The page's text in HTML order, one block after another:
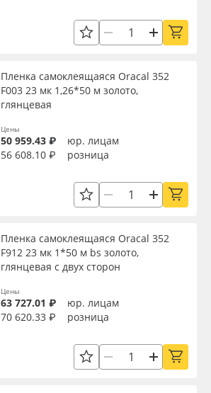
Пленка самоклеящаяся Oracal 352
F003 23 мк 1,26*50 м золото,
глянцевая
Цены
50 959.43 ₽
юр. лицам
56 608.10 ₽
розница
Пленка самоклеящаяся Oracal 352
F912 23 мк 1*50 м bs золото,
глянцевая с двух сторон
Цены
63 727.01 ₽
юр. лицам
70 620.33 ₽
розница